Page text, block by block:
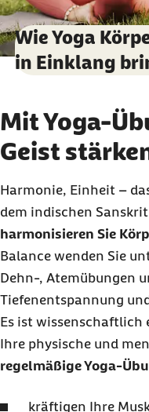
Wie Yoga
in Einklang
Mit Yoga-
Geist
Harmonie, Einheit –
dem indischen
harmonisieren Sie
Balance wenden Sie
Dehn-, Atemübungen
Tiefenentspannung
Es ist wissenschaftlich
Ihre physische und
regelmäßige Yoga-
kräftigen Ihre